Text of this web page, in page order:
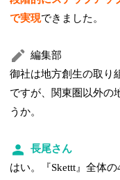
で実現できました。
編集部
御社は地方創生の取り
ですが、関東圏以外の
うか。
長尾さん
はい。『Skettt』全体